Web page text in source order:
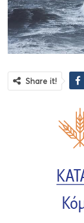
Share it!